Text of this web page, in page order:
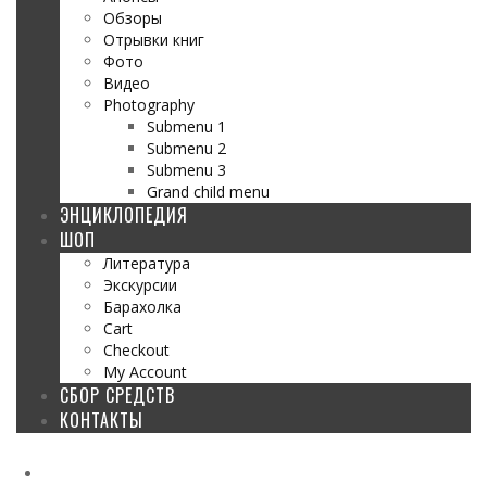
Обзоры
Отрывки книг
Фото
Видео
Photography
Submenu 1
Submenu 2
Submenu 3
Grand child menu
ЭНЦИКЛОПЕДИЯ
ШОП
Литература
Экскурсии
Барахолка
Cart
Checkout
My Account
СБОР СРЕДСТВ
КОНТАКТЫ